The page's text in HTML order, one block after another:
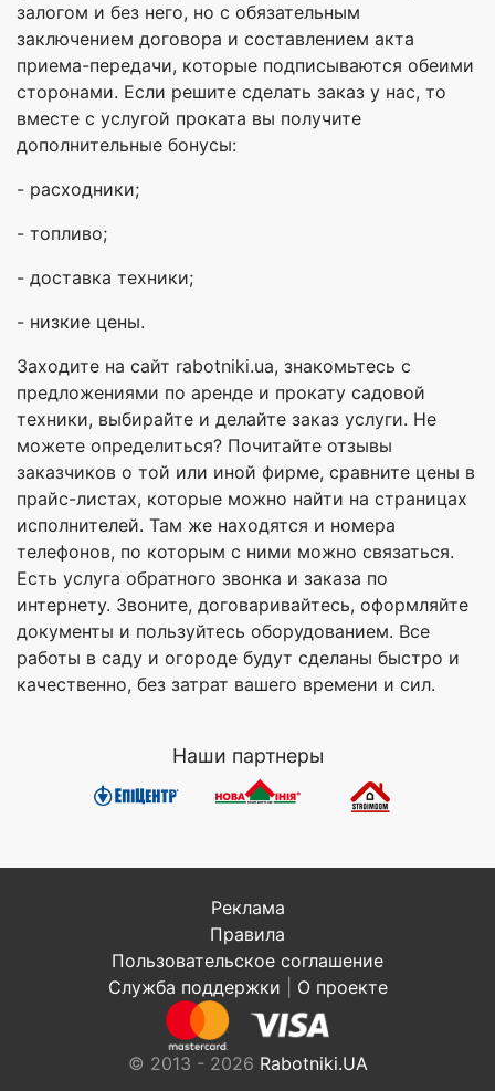
залогом и без него, но с обязательным
заключением договора и составлением акта
приема-передачи, которые подписываются обеими
сторонами. Если решите сделать заказ у нас, то
вместе с услугой проката вы получите
дополнительные бонусы:
- расходники;
- топливо;
- доставка техники;
- низкие цены.
Заходите на сайт rabotniki.ua, знакомьтесь с
предложениями по аренде и прокату садовой
техники, выбирайте и делайте заказ услуги. Не
можете определиться? Почитайте отзывы
заказчиков о той или иной фирме, сравните цены в
прайс-листах, которые можно найти на страницах
исполнителей. Там же находятся и номера
телефонов, по которым с ними можно связаться.
Есть услуга обратного звонка и заказа по
интернету. Звоните, договаривайтесь, оформляйте
документы и пользуйтесь оборудованием. Все
работы в саду и огороде будут сделаны быстро и
качественно, без затрат вашего времени и сил.
Наши партнеры
Реклама
Правила
Пользовательское соглашение
Служба поддержки
О проекте
© 2013 - 2026 Rabotniki.UA